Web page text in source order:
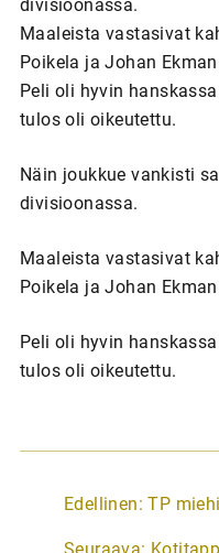
divisioonassa.
Maaleista vastasivat
Poikela ja Johan
Peli oli hyvin
tulos oli oikeutettu.
Näin joukkue vankisti
divisioonassa.
Maaleista vastasivat
Poikela ja Johan
Peli oli hyvin
tulos oli oikeutettu.
A
Edellinen: TP